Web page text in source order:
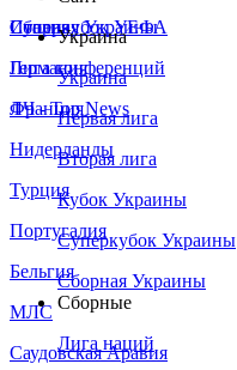
Сборная Украины
Италия
Германия
Франция
Нидерланды
Турция
Португалия
Бельгия
МЛС
Саудовская Аравия
Суперкубок УЕФА
Лига конференций
ЛЧ - Top News
Украина
Украина
Первая лига
Вторая лига
Кубок Украины
Суперкубок Украины
Сборная Украины
Сборные
Лига наций